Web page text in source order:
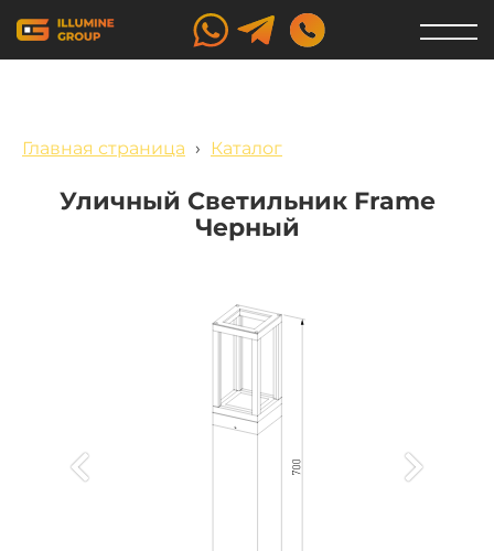
Главная страница › Каталог
Уличный Светильник Frame
Черный